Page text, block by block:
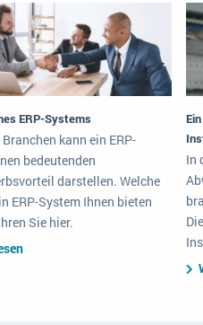
ERP-Systems
kann ein ERP-
bedeutenden
darstellen. Welche
ERP-System Ihnen bieten
Sie hier.
In